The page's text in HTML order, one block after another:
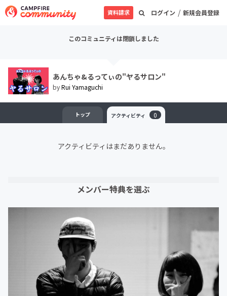
ログイン / 新規会員登録
資料請求
このコミュニティは閉鎖しました
あんちゃ&るってぃの"ヤるサロン"
byRui Yamaguchi
トップ アクティビティ 0
アクティビティはまだありません。
メンバー特典を選ぶ